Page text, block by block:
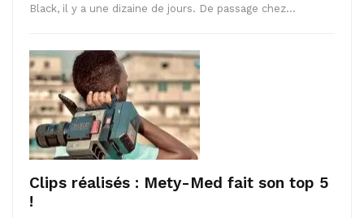
Black, il y a une dizaine de jours. De passage chez…
Clips réalisés : Mety-Med fait son top 5
!